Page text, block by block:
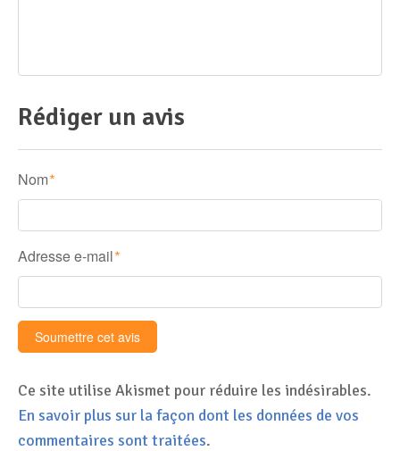
Rédiger un avis
Nom *
Adresse e-mail *
Ce site utilise Akismet pour réduire les indésirables.
En savoir plus sur la façon dont les données de vos
commentaires sont traitées.